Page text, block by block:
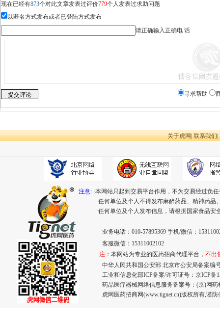
现在已经有873个对此文章发表过评价779个人发表过求助问题
以匿名方式发布或者已登陆方式发布
请正确输入正确电 话
寻求帮助
关于虎网|联系我们|
注意: ·本网站只起到交易平台作用，不为交易经过负
·任何单位及个人不得发布麻醉药品、精神药
·任何单位及个人发布信息，请根据国家食品
业务电话：010-57895369 手机/微信：
客服微信：15311002102
注 ：本网站为专业的医药招商代理平台， 不出
中华人民共和国公安部 北京市公安局备案编
工业和信息化部ICP备案/许可证号： 京ICP备
药品医疗器械网络信息服务备案号：(京)网药
虎网医药招商网(www.tignet.cn)版权所有,谨防